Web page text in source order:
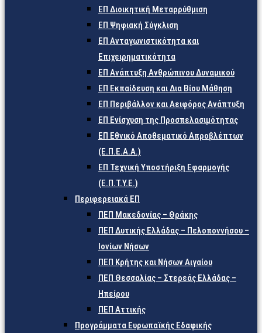
ΕΠ Διοικητική Μεταρρύθμιση
ΕΠ Ψηφιακή Σύγκλιση
ΕΠ Ανταγωνιστικότητα και
Επιχειρηματικότητα
ΕΠ Ανάπτυξη Ανθρώπινου Δυναμικού
ΕΠ Εκπαίδευση και Δια Βίου Μάθηση
ΕΠ Περιβάλλον και Αειφόρος Ανάπτυξη
ΕΠ Ενίσχυση της Προσπελασιμότητας
ΕΠ Εθνικό Αποθεματικό Απροβλέπτων
(Ε.Π.Ε.Α.Α.)
ΕΠ Τεχνική Υποστήριξη Εφαρμογής
(Ε.Π.Τ.Υ.Ε.)
Περιφερειακά ΕΠ
ΠΕΠ Μακεδονίας – Θράκης
ΠΕΠ Δυτικής Ελλάδας – Πελοποννήσου –
Ιονίων Νήσων
ΠΕΠ Κρήτης και Νήσων Αιγαίου
ΠΕΠ Θεσσαλίας – Στερεάς Ελλάδας –
Ηπείρου
ΠΕΠ Αττικής
Προγράμματα Ευρωπαϊκής Εδαφικής